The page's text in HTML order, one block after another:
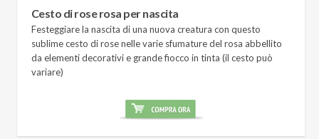
Cesto di rose rosa per nascita
Festeggiare la nascita di una nuova creatura con questo
sublime cesto di rose nelle varie sfumature del rosa abbellito
da elementi decorativi e grande fiocco in tinta (il cesto può
variare)